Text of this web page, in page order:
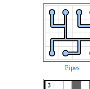
Pipes